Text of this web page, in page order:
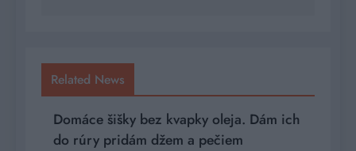
Related News
Domáce šišky bez kvapky oleja. Dám ich
do rúry pridám džem a pečiem